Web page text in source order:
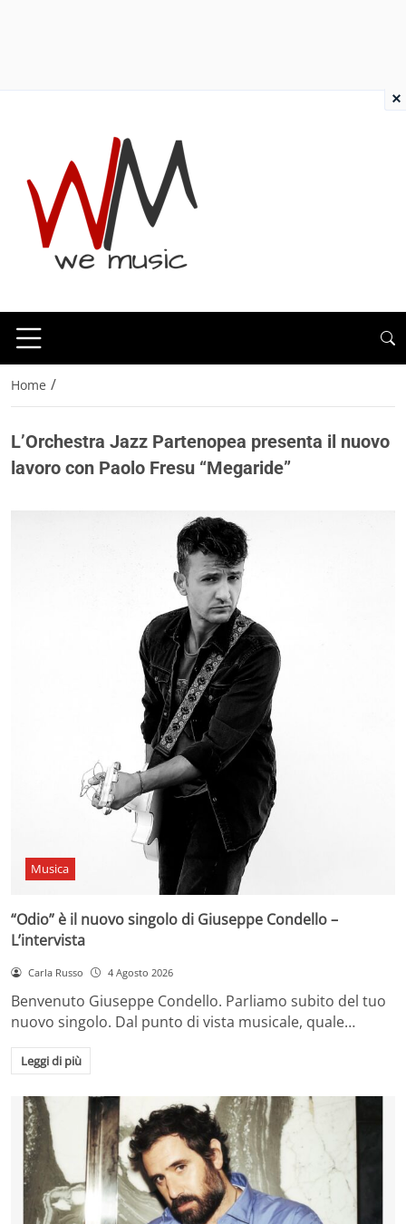
Home /
L’Orchestra Jazz Partenopea presenta il nuovo
lavoro con Paolo Fresu “Megaride”
Musica
“Odio” è il nuovo singolo di Giuseppe Condello –
L’intervista
Carla Russo 4 Agosto 2026
Benvenuto Giuseppe Condello. Parliamo subito del tuo
nuovo singolo. Dal punto di vista musicale, quale…
Leggi di più
×